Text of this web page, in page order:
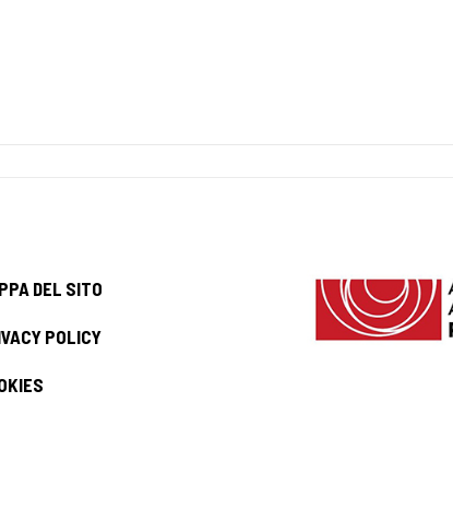
DEL SITO
POLICY